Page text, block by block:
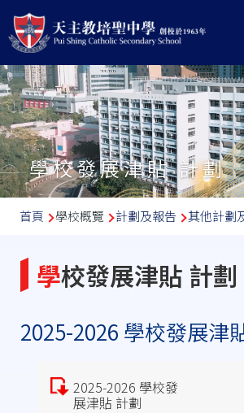
移至主內容
學校發展津貼 計劃
導
連
結
首頁 學校概覽 計劃及報告 其他計劃
學校發展津貼 計劃
2025-2026 學校發展津
2025-2026 學校發
展津貼 計劃